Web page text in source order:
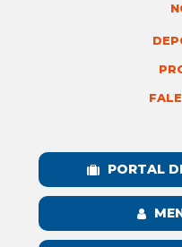
PORTAL